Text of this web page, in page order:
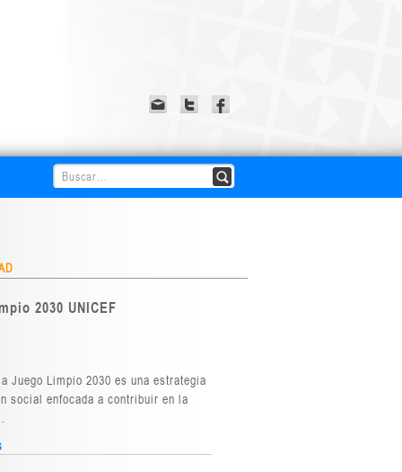
2030 UNICEF
Juego Limpio 2030 es una estrategia
social enfocada a contribuir en la